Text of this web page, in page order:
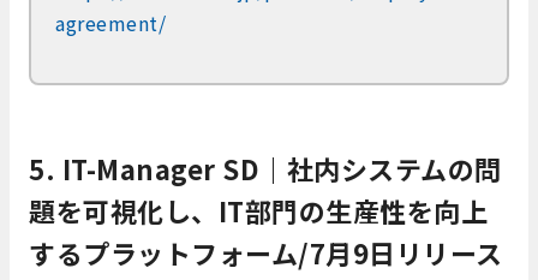
agreement/
5. IT-Manager SD｜社内システムの問
題を可視化し、IT部門の生産性を向上
するプラットフォーム/7月9日リリース